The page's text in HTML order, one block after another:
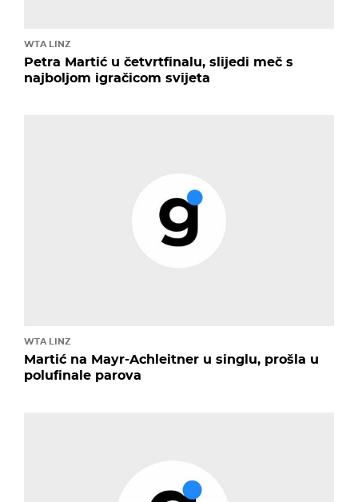
WTA LINZ
Petra Martić u četvrtfinalu, slijedi meč s
najboljom igračicom svijeta
WTA LINZ
Martić na Mayr-Achleitner u singlu, prošla u
polufinale parova